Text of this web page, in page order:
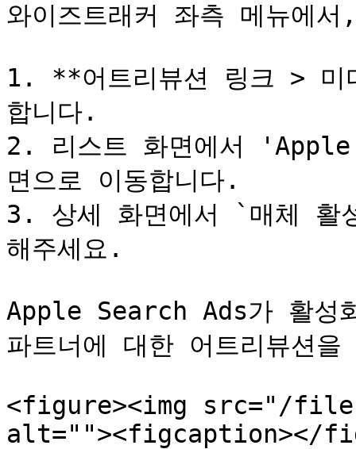
와이즈트래커 좌측 메뉴에서,
1. **어트리뷰션 링크 > 미
합니다.
2. 리스트 화면에서
면으로 이동합니다.
3. 상세 화면에서 `매체 활
해주세요.
Apple Search Ads가 활성
파트너에 대한 어트리뷰션
<figure><img src="/files/
alt=""><figcaption></